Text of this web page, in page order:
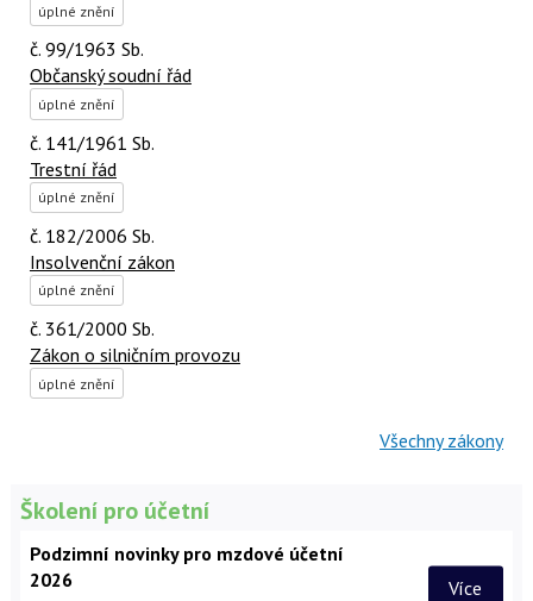
úplné znění
č. 99/1963 Sb.
Občanský soudní řád
úplné znění
č. 141/1961 Sb.
Trestní řád
úplné znění
č. 182/2006 Sb.
Insolvenční zákon
úplné znění
č. 361/2000 Sb.
Zákon o silničním provozu
úplné znění
Všechny zákony
Školení pro účetní
Podzimní novinky pro mzdové účetní
2026
Více